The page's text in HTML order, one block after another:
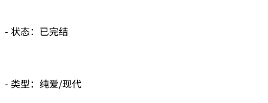
- 状态：已完结
- 类型：纯爱/现代